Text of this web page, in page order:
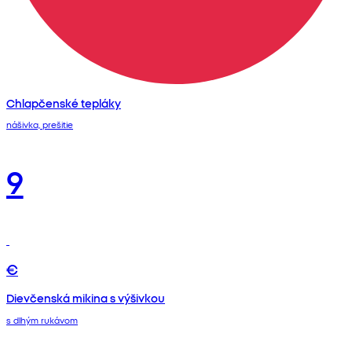
Chlapčenské tepláky
nášivka, prešitie
9
€
Dievčenská mikina s výšivkou
s dlhým rukávom